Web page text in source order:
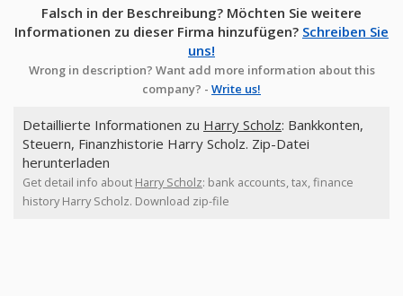
Falsch in der Beschreibung? Möchten Sie weitere
Informationen zu dieser Firma hinzufügen? Schreiben Sie
uns!
Wrong in description? Want add more information about this
company? - Write us!
Detaillierte Informationen zu Harry Scholz: Bankkonten,
Steuern, Finanzhistorie Harry Scholz. Zip-Datei
herunterladen
Get detail info about Harry Scholz: bank accounts, tax, finance
history Harry Scholz. Download zip-file